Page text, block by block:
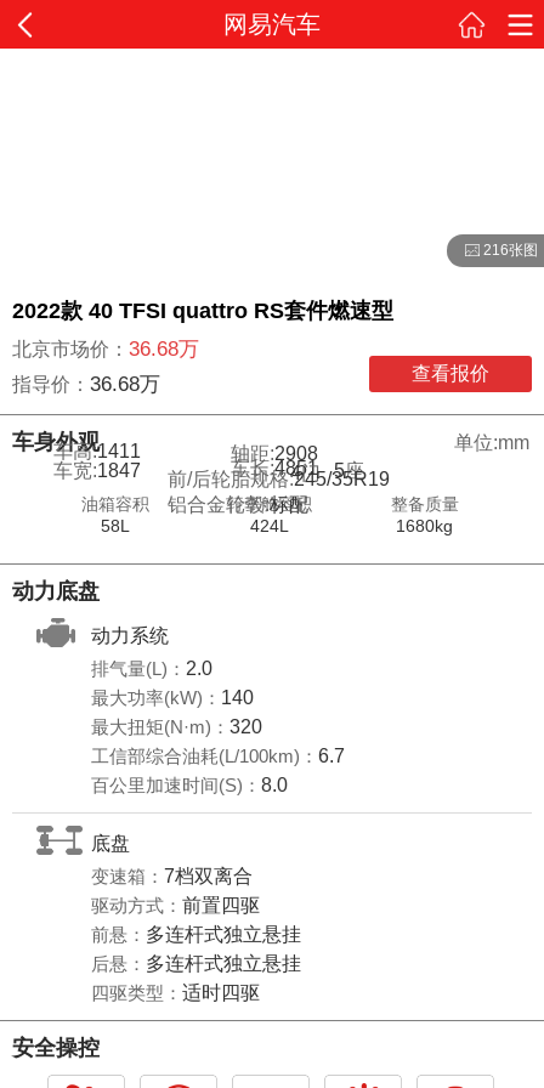
网易汽车
216张图
2022款 40 TFSI quattro RS套件燃速型
北京市场价： 36.68万
指导价： 36.68万 查看报价
车身外观
单位:mm
车长:4851
车宽:1847 5座
4门
车高:1411 轴距:2908
前/后轮胎规格:245/35R19
铝合金轮毂:标配
油箱容积
58L
行李舱容积
424L
整备质量
1680kg
动力底盘
动力系统
排气量(L)： 2.0
最大功率(kW)： 140
最大扭矩(N·m)： 320
工信部综合油耗(L/100km)： 6.7
百公里加速时间(S)： 8.0
底盘
变速箱： 7档双离合
驱动方式： 前置四驱
前悬： 多连杆式独立悬挂
后悬： 多连杆式独立悬挂
四驱类型： 适时四驱
安全操控